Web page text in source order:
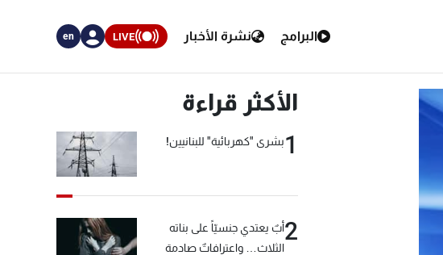
البرامج نشرة الأخبار LIVE
en
الأكثر قراءة
1بشرى "كهربائية" للبنانيين!
2أبٌ يعتدي جنسيّاً على بناته
الثلاث… واعترافاتٌ صادمة